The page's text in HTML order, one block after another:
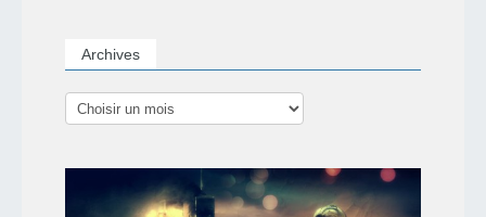
Archives